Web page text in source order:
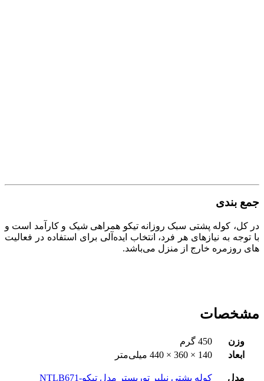
جمع بندی
در کل، کوله پشتی سبک روزانه تیکو همراهی شیک و کارآمد است و
با توجه به نیازهای هر فرد، انتخاب ایده‌آلی برای استفاده در فعالیت
های روزمره خارج از منزل می‌باشد.
مشخصات
وزن
450 گرم
ابعاد
140 × 360 × 440 میلی‌متر
مدل کوله پشتی نیلپر توریستر مدل تیکو-NTLB671